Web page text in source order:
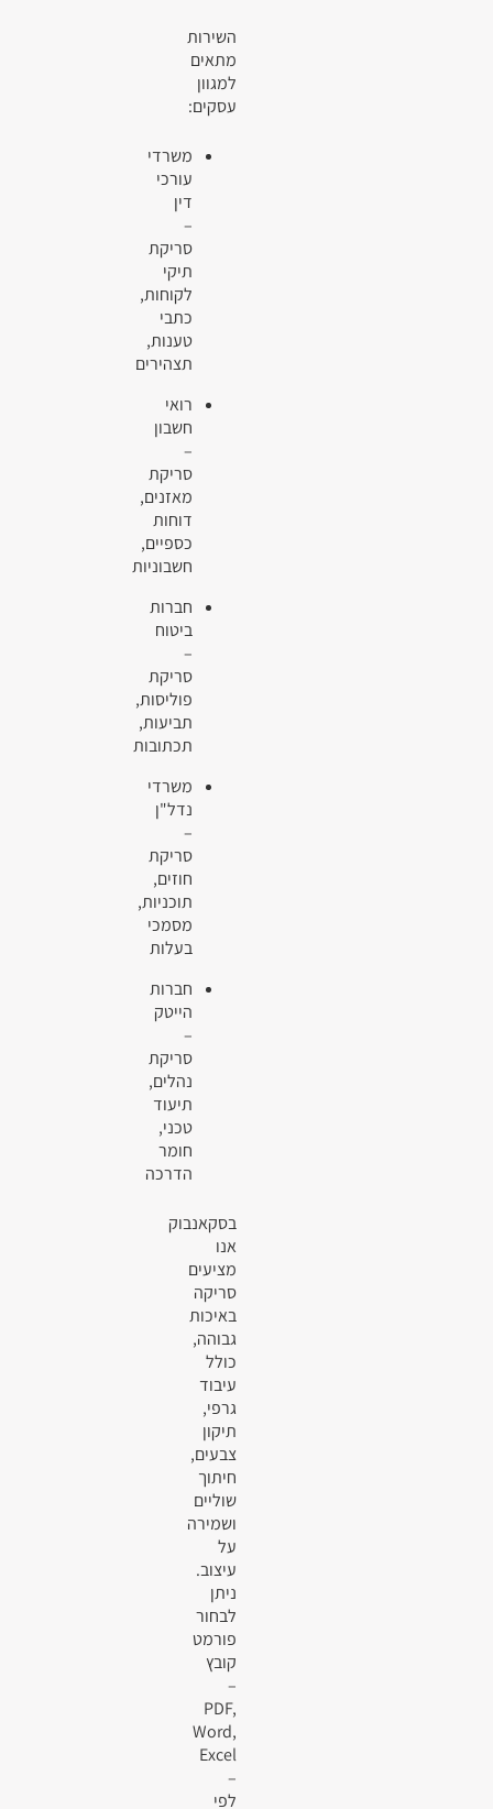
השירות
מתאים
למגוון
עסקים:
משרדי
עורכי
דין
–
סריקת
תיקי
לקוחות,
כתבי
טענות,
תצהירים
רואי
חשבון
–
סריקת
מאזנים,
דוחות
כספיים,
חשבוניות
חברות
ביטוח
–
סריקת
פוליסות,
תביעות,
תכתובות
משרדי
נדל"ן
–
סריקת
חוזים,
תוכניות,
מסמכי
בעלות
חברות
הייטק
–
סריקת
נהלים,
תיעוד
טכני,
חומר
הדרכה
בסקאנבוק
אנו
מציעים
סריקה
באיכות
גבוהה,
כולל
עיבוד
גרפי,
תיקון
צבעים,
חיתוך
שוליים
ושמירה
על
עיצוב.
ניתן
לבחור
פורמט
קובץ
–
PDF,
Word,
Excel
–
לפי